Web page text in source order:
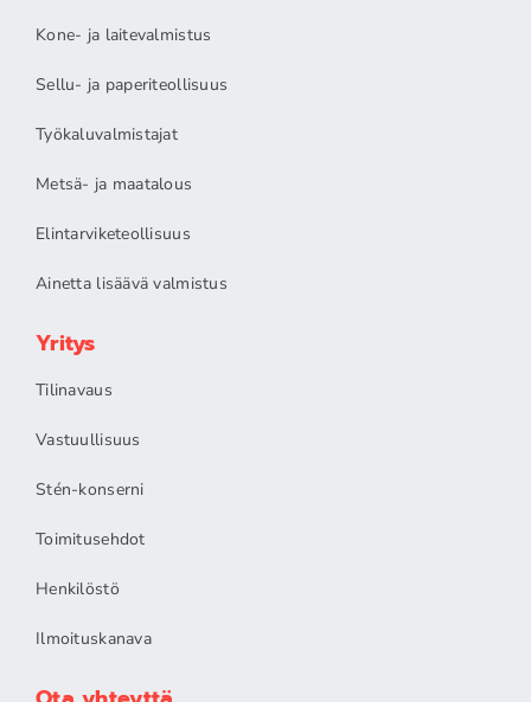
Kone- ja laitevalmistus
Sellu- ja paperiteollisuus
Työkaluvalmistajat
Metsä- ja maatalous
Elintarviketeollisuus
Ainetta lisäävä valmistus
Yritys
Tilinavaus
Vastuullisuus
Stén-konserni
Toimitusehdot
Henkilöstö
Ilmoituskanava